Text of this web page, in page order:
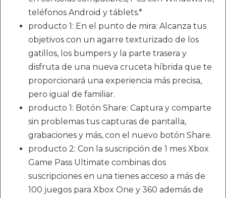
teléfonos Android y táblets.*
producto 1: En el punto de mira: Alcanza tus
objetivos con un agarre texturizado de los
gatillos, los bumpers y la parte trasera y
disfruta de una nueva cruceta híbrida que te
proporcionará una experiencia más precisa,
pero igual de familiar.
producto 1: Botón Share: Captura y comparte
sin problemas tus capturas de pantalla,
grabaciones y más, con el nuevo botón Share.
producto 2: Con la suscripción de 1 mes Xbox
Game Pass Ultimate combinas dos
suscripciones en una tienes acceso a más de
100 juegos para Xbox One y 360 además de